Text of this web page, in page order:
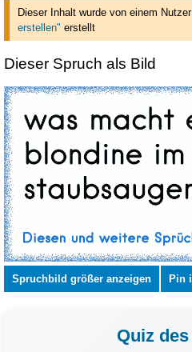
Dieser Inhalt wurde von einem
erstellen" erstellt
Dieser Spruch als Bild
Spruchbild größer anzeigen Pin
Quiz